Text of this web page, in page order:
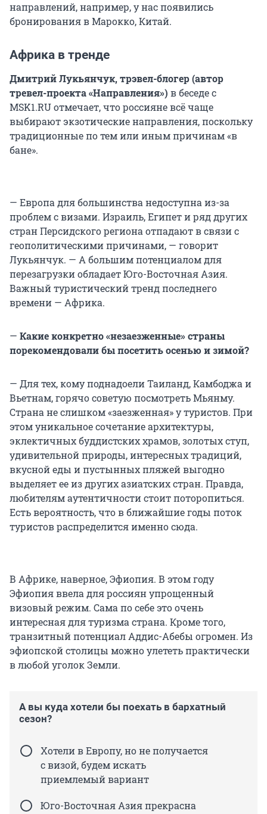
направлений, например, у нас появились
бронирования в Марокко, Китай.
Африка в тренде
Дмитрий Лукьянчук, трэвел-блогер (автор
тревел-проекта «Направления») в беседе с
MSK1.RU отмечает, что россияне всё чаще
выбирают экзотические направления, поскольку
традиционные по тем или иным причинам «в
бане».
— Европа для большинства недоступна из-за
проблем с визами. Израиль, Египет и ряд других
стран Персидского региона отпадают в связи с
геополитическими причинами, — говорит
Лукьянчук. — А большим потенциалом для
перезагрузки обладает Юго-Восточная Азия.
Важный туристический тренд последнего
времени — Африка.
— Какие конкретно «незаезженные» страны
порекомендовали бы посетить осенью и зимой?
— Для тех, кому поднадоели Таиланд, Камбоджа и
Вьетнам, горячо советую посмотреть Мьянму.
Страна не слишком «заезженная» у туристов. При
этом уникальное сочетание архитектуры,
эклектичных буддистских храмов, золотых ступ,
удивительной природы, интересных традиций,
вкусной еды и пустынных пляжей выгодно
выделяет ее из других азиатских стран. Правда,
любителям аутентичности стоит поторопиться.
Есть вероятность, что в ближайшие годы поток
туристов распределится именно сюда.
В Африке, наверное, Эфиопия. В этом году
Эфиопия ввела для россиян упрощенный
визовый режим. Сама по себе это очень
интересная для туризма страна. Кроме того,
транзитный потенциал Аддис-Абебы огромен. Из
эфиопской столицы можно улететь практически
в любой уголок Земли.
А вы куда хотели бы поехать в бархатный
сезон?
Хотели в Европу, но не получается
с визой, будем искать
приемлемый вариант
Юго-Восточная Азия прекрасна